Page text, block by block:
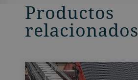
Productos
relacionados